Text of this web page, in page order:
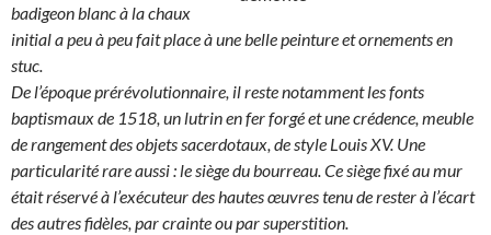
badigeon blanc à la chaux
initial a peu à peu fait place à une belle peinture et ornements en
stuc.
De l’époque prérévolutionnaire, il reste notamment les fonts
baptismaux de 1518, un lutrin en fer forgé et une crédence, meuble
de rangement des objets sacerdotaux, de style Louis XV. Une
particularité rare aussi : le siège du bourreau. Ce siège fixé au mur
était réservé à l’exécuteur des hautes œuvres tenu de rester à l’écart
des autres fidèles, par crainte ou par superstition.